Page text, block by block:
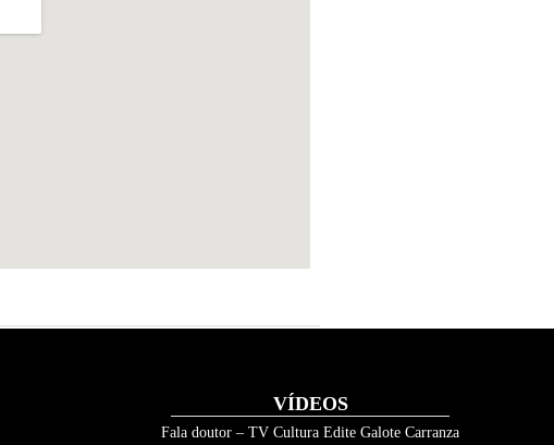
VÍDEOS
Fala doutor – TV Cultura Edite Galote Carranza